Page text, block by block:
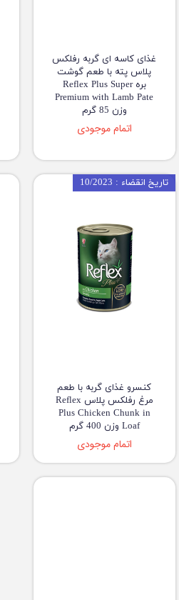
غذای کاسه ای گربه رفلکس
پلاس پته با طعم گوشت
بره Reflex Plus Super
Premium with Lamb Pate
وزن 85 گرم
اتمام موجودی
کنسرو غذای گربه با طعم
مرغ رفلکس پلاس Reflex
Plus Chicken Chunk in
Loaf وزن 400 گرم
اتمام موجودی
تاریخ انقضاء : 10/2023